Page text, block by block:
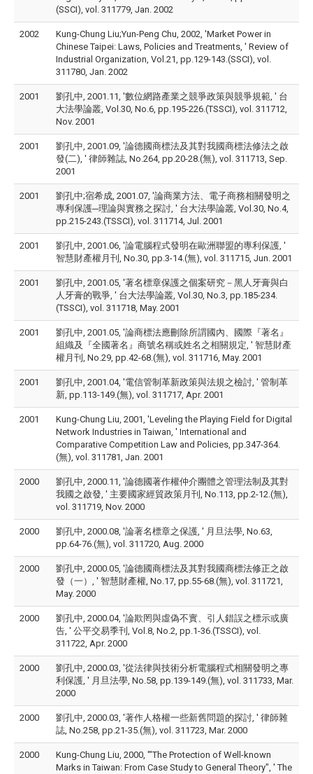
(SSCI), vol. 311779, Jan. 2002
2002
Kung-Chung Liu;Yun-Peng Chu, 2002, 'Market Power in
Chinese Taipei: Laws, Policies and Treatments, ' Review of
Industrial Organization, Vol.21, pp.129-143.(SSCI), vol.
311780, Jan. 2002
2001
劉孔中, 2001.11, '數位網路產業之競爭政策與競爭規範, ' 台
大法學論叢, Vol.30, No.6, pp.195-226.(TSSCI), vol. 311712,
Nov. 2001
2001
劉孔中, 2001.09, '論德國商標法及其對我國商標法修法之啟
發(二), ' 律師雜誌, No.264, pp.20-28.(無), vol. 311713, Sep.
2001
2001
劉孔中;宿希成, 2001.07, '論商業方法、電子商務相關發明之
專利保護─理論與實務之探討, ' 台大法學論叢, Vol.30, No.4,
pp.215-243.(TSSCI), vol. 311714, Jul. 2001
2001
劉孔中, 2001.06, '論電腦程式發明在歐洲聯盟的專利保護, '
智慧財產權月刊, No.30, pp.3-14.(無), vol. 311715, Jun. 2001
2001
劉孔中, 2001.05, '著名標章保護之個案研究－黑人牙膏與白
人牙膏的戰爭, ' 台大法學論叢, Vol.30, No.3, pp.185-234.
(TSSCI), vol. 311718, May. 2001
2001
劉孔中, 2001.05, '論商標法應刪除所謂國內、國際『著名』
組織及『全國著名』商號名稱或姓名之相關規定, ' 智慧財產
權月刊, No.29, pp.42-68.(無), vol. 311716, May. 2001
2001
劉孔中, 2001.04, '電信管制革新政策與法規之檢討, ' 管制革
新, pp.113-149.(無), vol. 311717, Apr. 2001
2001
Kung-Chung Liu, 2001, 'Leveling the Playing Field for Digital
Network Industries in Taiwan, ' International and
Comparative Competition Law and Policies, pp.347-364.
(無), vol. 311781, Jan. 2001
2000
劉孔中, 2000.11, '論德國著作權仲介團體之管理法制及其對
我國之啟發, ' 主要國家經貿政策月刊, No.113, pp.2-12.(無),
vol. 311719, Nov. 2000
2000
劉孔中, 2000.08, '論著名標章之保護, ' 月旦法學, No.63,
pp.64-76.(無), vol. 311720, Aug. 2000
2000
劉孔中, 2000.05, '論德國商標法及其對我國商標法修正之啟
發（一）, ' 智慧財產權, No.17, pp.55-68.(無), vol. 311721,
May. 2000
2000
劉孔中, 2000.04, '論欺罔與虛偽不實、引人錯誤之標示或廣
告, ' 公平交易季刊, Vol.8, No.2, pp.1-36.(TSSCI), vol.
311722, Apr. 2000
2000
劉孔中, 2000.03, '從法律與技術分析電腦程式相關發明之專
利保護, ' 月旦法學, No.58, pp.139-149.(無), vol. 311733, Mar.
2000
2000
劉孔中, 2000.03, '著作人格權一些新舊問題的探討, ' 律師雜
誌, No.258, pp.21-35.(無), vol. 311723, Mar. 2000
2000
Kung-Chung Liu, 2000, '"The Protection of Well-known
Marks in Taiwan: From Case Study to General Theory", ' The